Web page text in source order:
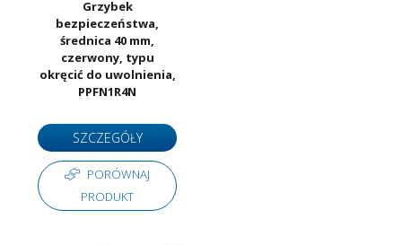
Grzybek
bezpieczeństwa,
średnica 40 mm,
czerwony, typu
okręcić do uwolnienia,
PPFN1R4N
SZCZEGÓŁY
PORÓWNAJ
PRODUKT